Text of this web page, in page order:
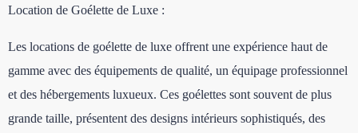
Location de Goélette de Luxe :
Les locations de goélette de luxe offrent une expérience haut de
gamme avec des équipements de qualité, un équipage professionnel
et des hébergements luxueux. Ces goélettes sont souvent de plus
grande taille, présentent des designs intérieurs sophistiqués, des